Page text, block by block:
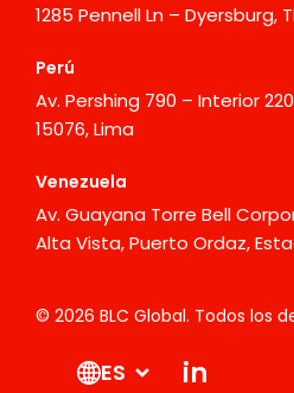
1285 Pennell Ln – Dyersburg,
Perú
Av. Pershing 790 – Interior
15076, Lima
Venezuela
Av. Guayana Torre Bell
Alta Vista, Puerto Ordaz,
© 2026 BLC Global. Todos los
ES in